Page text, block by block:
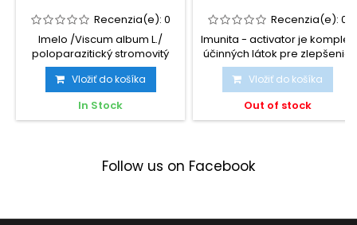
Recenzia(e): 0
Imelo /Viscum album L./
poloparazitický stromovitý
ker sa vyskytuje podľa...
Vložiť do košíka
In Stock
Recenzia(e): 0
Imunita - activator je komplex
účinných látok pre zlepšenie
imunity a...
Vložiť do košíka
Out of stock
Follow us on Facebook